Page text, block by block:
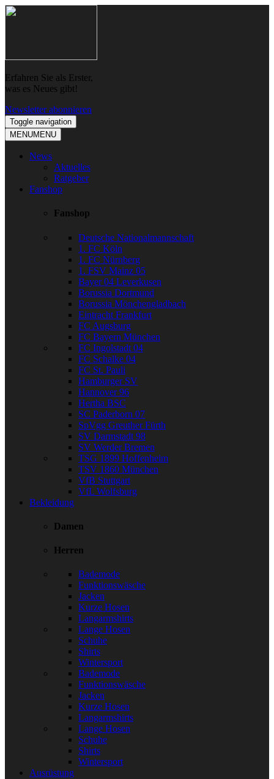
Skip
Skip
Erfahren Sie als Erster,
was es Neues gibt!
Newsletter abonnieren
Toggle navigation
MENUMENU
News
Aktuelles
Ratgeber
Fanshop
Fanshop
Deutsche Nationalmannschaft
1. FC Köln
1. FC Nürnberg
1. FSV Mainz 05
Bayer 04 Leverkusen
Borussia Dortmund
Borussia Mönchengladbach
Eintracht Frankfurt
FC Augsburg
FC Bayern München
FC Ingolstadt 04
FC Schalke 04
FC St. Pauli
Hamburger SV
Hannover 96
Hertha BSC
SC Paderborn 07
SpVgg Greuther Fürth
SV Darmstadt 98
SV Werder Bremen
TSG 1899 Hoffenheim
TSV 1860 München
VfB Stuttgart
VfL Wolfsburg
Bekleidung
Damen
Herren
Bademode
Funktionswäsche
Jacken
Kurze Hosen
Langarmshirts
Lange Hosen
Schuhe
Shirts
Wintersport
Bademode
Funktionswäsche
Jacken
Kurze Hosen
Langarmshirts
Lange Hosen
Schuhe
Shirts
Wintersport
Ausrüstung